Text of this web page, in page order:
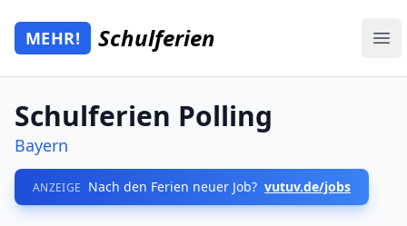
Zum Hauptinhalt springen
Mehr Schulferien
MEHR! Schulferien
Schulferien Polling
Bayern
ANZEIGE Nach den Ferien neuer Job? vutuv.de/jobs